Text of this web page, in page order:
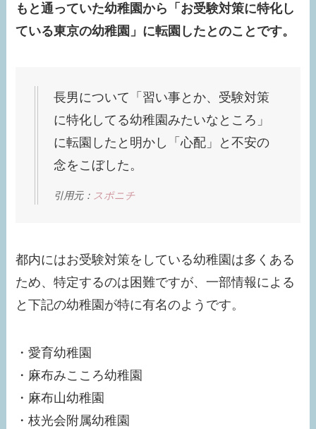
もと通っていた幼稚園から「お受験対策に特化し
ている東京の幼稚園」に転園したとのことです。
長男について「習い事とか、受験対策
に特化してる幼稚園みたいなところ」
に転園したと明かし「心配」と不安の
念をこぼした。
引用元： スポニチ
都内にはお受験対策をしている幼稚園は多くある
ため、特定するのは困難ですが、一部情報による
と下記の幼稚園が特に有名のようです。
・愛育幼稚園
・麻布みこころ幼稚園
・麻布山幼稚園
・枝光会附属幼稚園